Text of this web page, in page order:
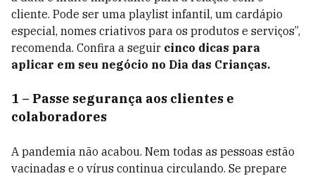
cliente. Pode ser uma playlist infantil, um cardápio
especial, nomes criativos para os produtos e serviços”,
recomenda. Confira a seguir cinco dicas para
aplicar em seu negócio no Dia das Crianças.
1 – Passe segurança aos clientes e
colaboradores
A pandemia não acabou. Nem todas as pessoas estão
vacinadas e o vírus continua circulando. Se prepare